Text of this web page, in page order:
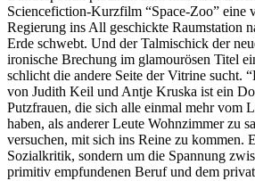
Sciencefiction-Kurzfilm “Space-Zoo” eine
Regierung ins All geschickte Raumstation
Erde schwebt. Und der Talmischick der
ironische Brechung im glamourösen Titel
schlicht die andere Seite der Vitrine sucht.
von Judith Keil und Antje Kruska ist ein
Putzfrauen, die sich alle einmal mehr vom
haben, als anderer Leute Wohnzimmer zu
versuchen, mit sich ins Reine zu kommen.
Sozialkritik, sondern um die Spannung
primitiv empfundenen Beruf und dem